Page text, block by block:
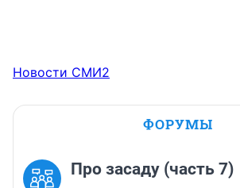
Новости СМИ2
ФОРУМЫ
Про засаду (часть 7)